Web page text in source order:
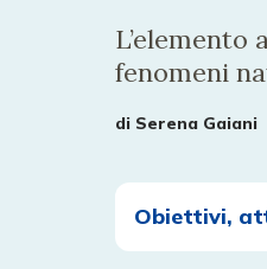
L’elemento
fenomeni
di Serena Gaiani
Obiettivi,